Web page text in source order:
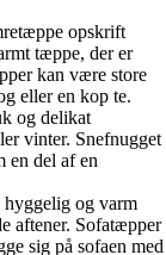
opskrift
tæppe, der er
kan være store
eller en kop te.
og delikat
vinter. Snefnugget
en del af en
og varm
aftener. Sofatæpper
sig på sofaen med